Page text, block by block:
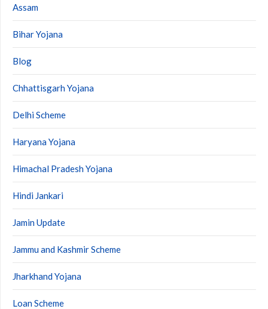
Assam
Bihar Yojana
Blog
Chhattisgarh Yojana
Delhi Scheme
Haryana Yojana
Himachal Pradesh Yojana
Hindi Jankari
Jamin Update
Jammu and Kashmir Scheme
Jharkhand Yojana
Loan Scheme